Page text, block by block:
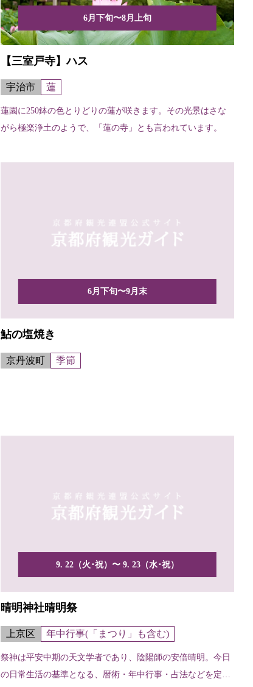
6月下旬〜8月上旬
【三室戸寺】ハス
宇治市 蓮
蓮園に250鉢の色とりどりの蓮が咲きます。その光景はさな
がら極楽浄土のようで、「蓮の寺」とも言われています。
6月下旬〜9月末
鮎の塩焼き
京丹波町 季節
9. 22（火･祝）〜 9. 23（水･祝）
晴明神社晴明祭
上京区 年中行事(「まつり」も含む)
祭神は平安中期の天文学者であり、陰陽師の安倍晴明。今日
の日常生活の基準となる、暦術・年中行事・占法などを定め